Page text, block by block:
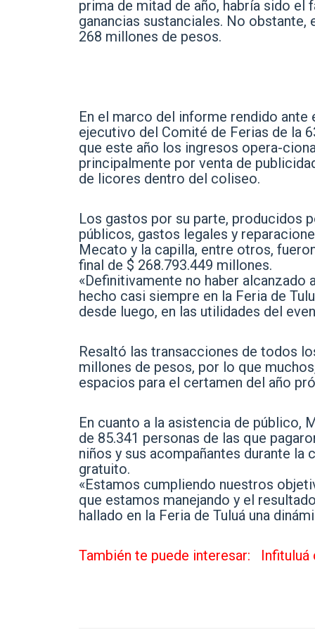
prima de mitad de año, habría sido el
ganancias sustanciales. No
268 millones de pesos.
En el marco del informe rendido
ejecutivo del Comité de Ferias de la
que este año los ingresos opera-
principalmente por venta de
de licores dentro del coliseo.
Los gastos por su parte, producidos
públicos, gastos legales y
Mecato y la capilla, entre otros,
final de $ 268.793.449 millones.
«Definitivamente no haber
hecho casi siempre en la Feria de
desde luego, en las utilidades del
Resaltó las transacciones de todos
millones de pesos, por lo que
espacios para el certamen del año
En cuanto a la asistencia de público,
de 85.341 personas de las que
niños y sus acompañantes durante
gratuito.
«Estamos cumpliendo nuestros
que estamos manejando y el
hallado en la Feria de Tuluá una
También te puede interesar: